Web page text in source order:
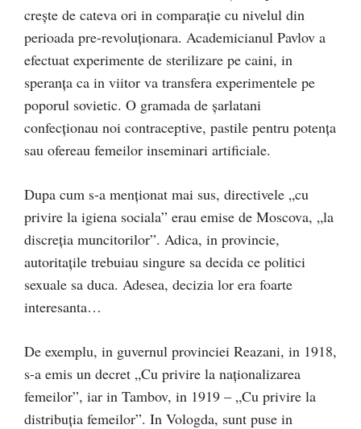
crește de cateva ori in comparație cu nivelul din
perioada pre-revoluționara. Academicianul Pavlov a
efectuat experimente de sterilizare pe caini, in
speranța ca in viitor va transfera experimentele pe
poporul sovietic. O gramada de șarlatani
confecționau noi contraceptive, pastile pentru potența
sau ofereau femeilor inseminari artificiale.
Dupa cum s-a menționat mai sus, directivele „cu
privire la igiena sociala” erau emise de Moscova, „la
discreția muncitorilor”. Adica, in provincie,
autoritațile trebuiau singure sa decida ce politici
sexuale sa duca. Adesea, decizia lor era foarte
interesanta…
De exemplu, in guvernul provinciei Reazani, in 1918,
s-a emis un decret „Cu privire la naționalizarea
femeilor”, iar in Tambov, in 1919 – „Cu privire la
distribuția femeilor”. In Vologda, sunt puse in